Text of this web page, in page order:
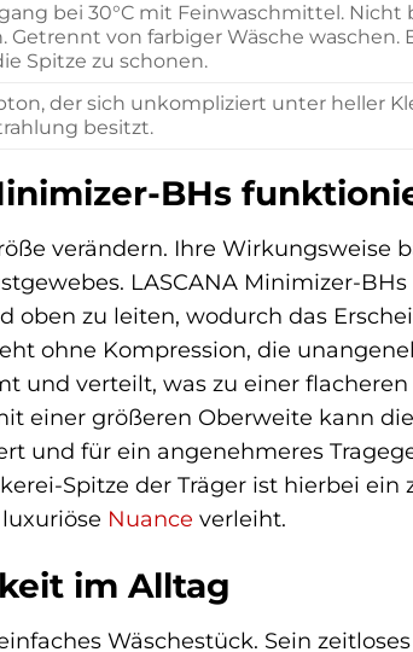
bei 30°C mit Feinwaschmittel. Nicht
von farbiger Wäsche waschen.
Spitze zu schonen.
der sich unkompliziert unter heller
besitzt.
BHs
verändern. Ihre Wirkungsweise
LASCANA Minimizer-
oben zu leiten, wodurch das
ohne Kompression, die
und verteilt, was zu einer
einer größeren Oberweite kann
und für ein angenehmeres
Spitze der Träger ist hierbei ein
Nuance verleiht.
im Alltag
Wäschestück. Sein